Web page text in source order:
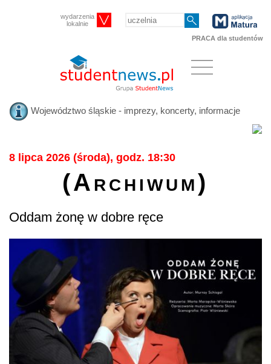
wydarzenia
lokalnie
PRACA dla studentów
Województwo śląskie - imprezy, koncerty, informacje
8 lipca 2026 (środa), godz. 18:30
(Archiwum)
Oddam żonę w dobre ręce